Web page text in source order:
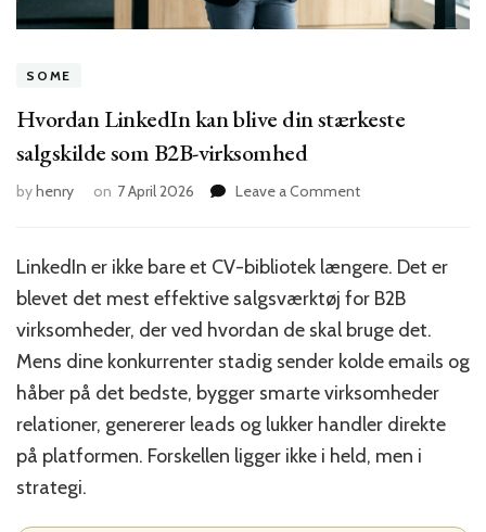
SOME
Hvordan LinkedIn kan blive din stærkeste
salgskilde som B2B-virksomhed
byhenry on 7 April 2026 Leave a Commenton
blive
din
stærkeste
salgskilde
som
B2B-
virksomhed
LinkedIn er ikke bare et CV-bibliotek længere. Det er
blevet det mest effektive salgsværktøj for B2B
virksomheder, der ved hvordan de skal bruge det.
Mens dine konkurrenter stadig sender kolde emails og
håber på det bedste, bygger smarte virksomheder
relationer, genererer leads og lukker handler direkte
på platformen. Forskellen ligger ikke i held, men i
strategi.